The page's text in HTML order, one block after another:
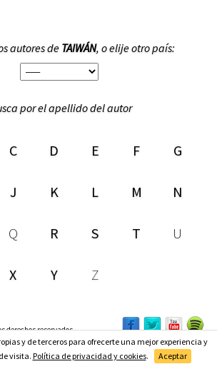
y de terceros para ofrecerte una mejor experiencia y
visita. Política de privacidad y cookies. Aceptar
autores de TAIWÁN, o elije otro país:
por el apellido del autor
C D E F G
J K L M N
Q R S T U
X Y Z
derechos reservados
Suscríbete